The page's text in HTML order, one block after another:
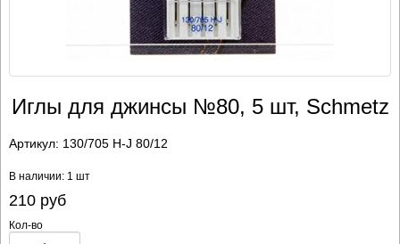
Иглы для джинсы №80, 5 шт, Schmetz
Артикул: 130/705 H-J 80/12
В наличии: 1 шт
210руб
Кол-во